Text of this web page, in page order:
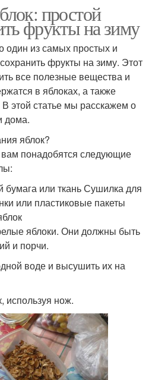
простой
фрукты на зиму
один из самых простых и
фрукты на зиму. Этот
все полезные вещества и
в яблоках, а также
В этой статье мы расскажем о
дома.
яблок?
понадобятся следующие
или ткань Сушилка для
или пластиковые пакеты
яблоки. Они должны быть
и порчи.
воде и высушить их на
используя нож.